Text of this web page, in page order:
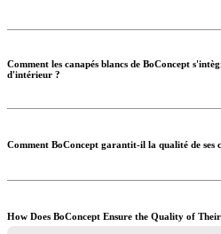
Comment les canapés blancs de BoConcept
d'intérieur ?
Comment BoConcept garantit-il la qualité de ses
How Does BoConcept Ensure the Quality of